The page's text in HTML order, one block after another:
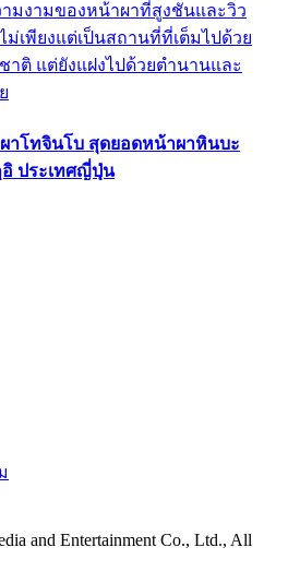
มงามของหน้าผาที่สูงชันและวิว
เพียงแต่เป็นสถานที่ที่เต็มไปด้วย
าติ แต่ยังแฝงไปด้วยตำนานและ
าโทจินโบ สุดยอดหน้าผาหินบะ
ประเทศญี่ปุ่น
and Entertainment Co., Ltd., All